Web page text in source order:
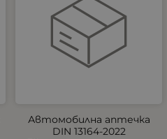
Автомобилна аптечка
DIN 13164-2022